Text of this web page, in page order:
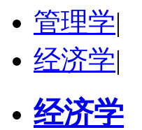
管理学|
经济学|
经济学